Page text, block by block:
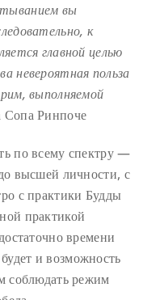
вы
к
главной целью
невероятная польза
выполняемой
Ринпоче
по всему спектру —
высшей личности, с
с практики Будды
практикой
времени
и возможность
соблюдать режим